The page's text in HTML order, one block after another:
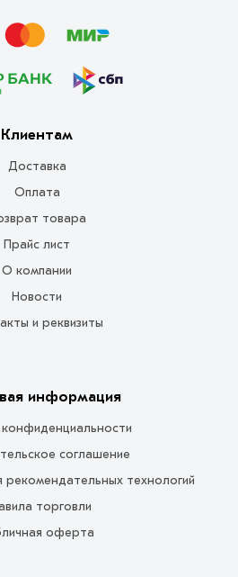
Клиентам
Доставка
Оплата
товара
Прайс лист
О компании
Новости
и реквизиты
информация
соглашение
рекомендательных технологий
торговли
оферта